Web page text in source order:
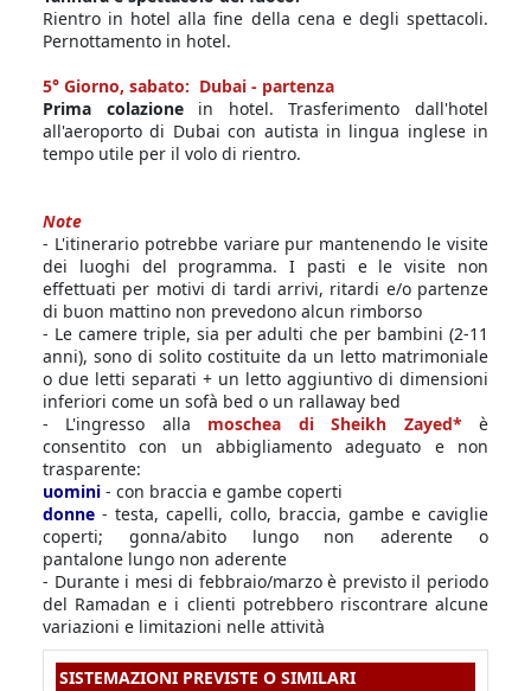
Rientro in hotel alla fine della cena e degli spettacoli.
Pernottamento in hotel.
5° Giorno, sabato: Dubai - partenza
Prima colazionein hotel. Trasferimento dall'hotel
all'aeroporto di Dubai con autista in lingua inglese in
tempo utile per il volo di rientro.
Note
- L'itinerario potrebbe variare pur mantenendo le visite
dei luoghi del programma. I pasti e le visite non
effettuati per motivi di tardi arrivi, ritardi e/o partenze
di buon mattino non prevedono alcun rimborso
- Le camere triple, sia per adulti che per bambini (2-11
anni), sono di solito costituite da un letto matrimoniale
o due letti separati + un letto aggiuntivo di dimensioni
inferiori come un sofà bed o un rallaway bed
- L'ingresso alla moschea di Sheikh Zayed*è
consentito con un abbigliamento adeguato e non
trasparente:
uomini - con braccia e gambe coperti
donne - testa, capelli, collo, braccia, gambe e caviglie
coperti; gonna/abito lungo non aderente o
pantalone lungo non aderente
- Durante i mesi di febbraio/marzo è previsto il periodo
del Ramadan e i clienti potrebbero riscontrare alcune
variazioni e limitazioni nelle attività
SISTEMAZIONI PREVISTE O SIMILARI